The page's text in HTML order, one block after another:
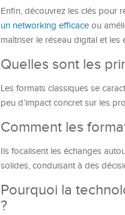
Enfin, découvrez les clés pour
un networking efficace ou
maîtriser le réseau digital et les
Quelles sont les
Les formats classiques se
peu d’impact concret sur les
Comment les
Ils focalisent les échanges
solides, conduisant à des
Pourquoi la
?